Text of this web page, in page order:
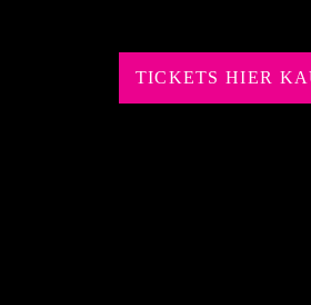
TICKETS HIER